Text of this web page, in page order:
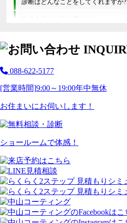
診断はどんなことをしてくれますか?
他の会社とは何が違うの?
088-622-5177
[営業時間]9:00～19:00年中無休
お住まいにお伺いします！
ショールームで体感！